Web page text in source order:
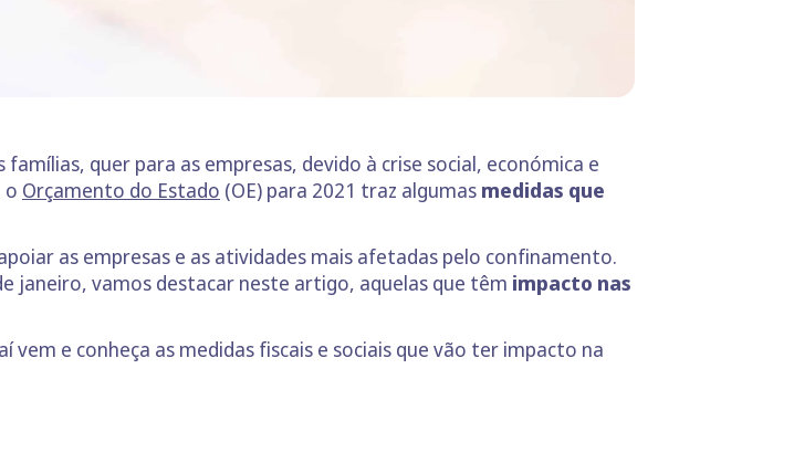
quer para as empresas, devido à crise social, económica e
o Orçamento do Estado (OE) para 2021 traz algumas medidas que
as empresas e as atividades mais afetadas pelo confinamento.
janeiro, vamos destacar neste artigo, aquelas que têm impacto nas
e conheça as medidas fiscais e sociais que vão ter impacto na